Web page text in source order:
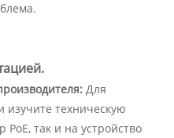
Для
изучите техническую
так и на устройство